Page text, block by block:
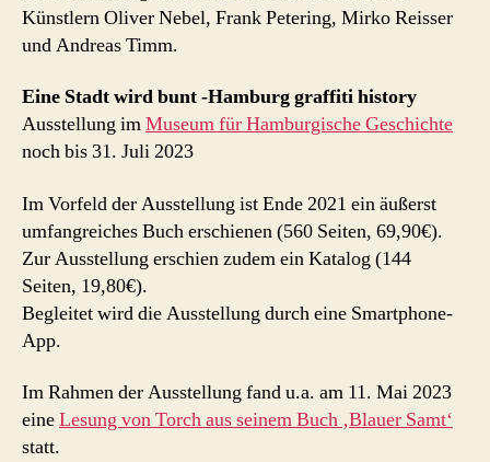
Künstlern Oliver Nebel, Frank Petering, Mirko Reisser
und Andreas Timm.
Eine Stadt wird bunt -Hamburg graffiti history
Ausstellung imMuseum für Hamburgische Geschichte
noch bis 31. Juli 2023
Im Vorfeld der Ausstellung ist Ende 2021 ein äußerst
umfangreiches Buch erschienen (560 Seiten, 69,90€).
Zur Ausstellung erschien zudem ein Katalog (144
Seiten, 19,80€).
Begleitet wird die Ausstellung durch eine Smartphone-
App.
Im Rahmen der Ausstellung fand u.a. am 11. Mai 2023
eineLesung von Torch aus seinem Buch ‚Blauer Samt‘
statt.